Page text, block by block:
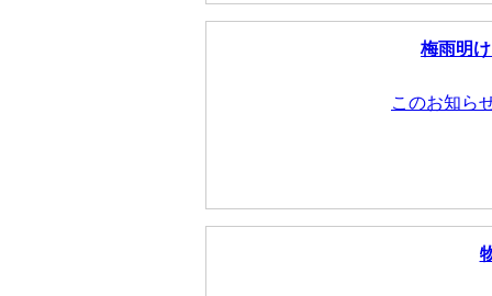
梅雨明
このお知ら